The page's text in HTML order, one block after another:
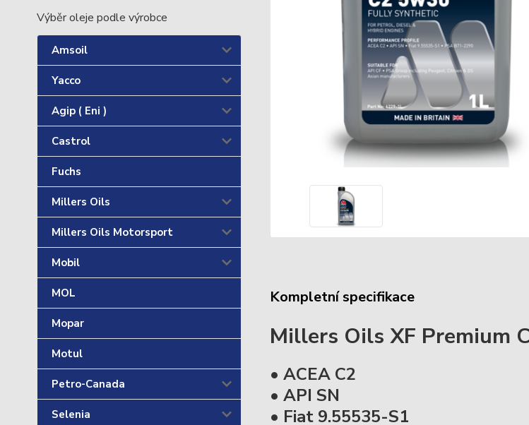
Výběr oleje podle výrobce
Amsoil
Yacco
Agip ( Eni )
Castrol
Fuchs
Millers Oils
Millers Oils Motorsport
Mobil
MOL
Mopar
Motul
Petro-Canada
Selenia
Kompletní specifikace
Millers Oils XF Premium
• ACEA C2
• API SN
• Fiat 9.55535-S1